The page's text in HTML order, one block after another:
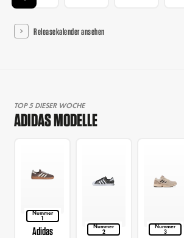
Releasekalender ansehen
TOP 5 DIESER WOCHE
ADIDAS MODELLE
Nummer
1
Adidas
Nummer
2
Nummer
3